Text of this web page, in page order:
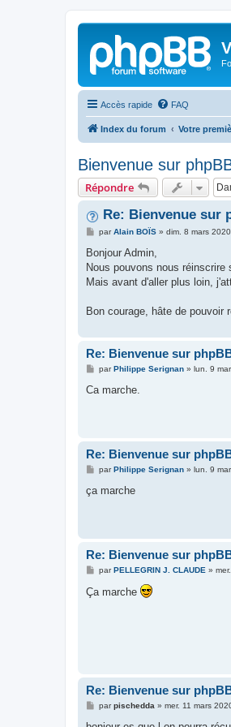
Accès rapide FAQ
Index du forum Votre
Bienvenue sur
Répondre
Re: Bienvenue sur
M
s
a
g
parAlain BOÏS» dim. 8 mars
Bonjour Admin,
Nous pouvons nous
Mais avant d'aller plus loin,
Bon courage, hâte de pouvoir
Re: Bienvenue sur
M
s
parPhilippe Serignan» lun. 9
Ca marche.
Re: Bienvenue sur
M
s
parPhilippe Serignan» lun. 9
ça marche
Re: Bienvenue sur
M
s
s
parPELLEGRIN J. CLAUDE »
Ça marche
Re: Bienvenue sur
M
s
parpischedda » mer. 11 mars